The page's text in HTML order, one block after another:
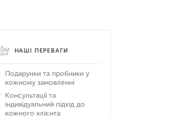
НАШІ ПЕРЕВАГИ
Подарунки та пробники у
кожному замовленні
Консультації та
індивідуальний підхід до
кожного клієнта